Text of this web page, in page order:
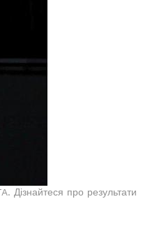
Дізнайтеся про результати